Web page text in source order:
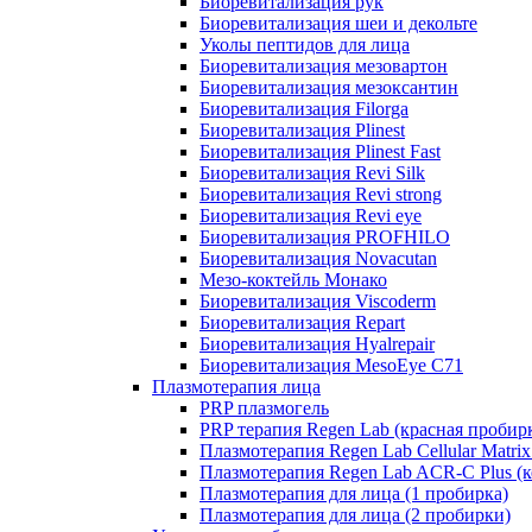
Биоревитализация шеи и декольте
Уколы пептидов для лица
Биоревитализация мезовартон
Биоревитализация мезоксантин
Биоревитализация Filorga
Биоревитализация Plinest
Биоревитализация Plinest Fast
Биоревитализация Revi Silk
Биоревитализация Revi strong
Биоревитализация Revi eye
Биоревитализация PROFHILO
Биоревитализация Novacutan
Мезо-коктейль Монако
Биоревитализация Viscoderm
Биоревитализация Repart
Биоревитализация Hyalrepair
Биоревитализация MesoEye C71
Плазмотерапия лица
PRP плазмогель
PRP терапия Regen Lab (красная
Плазмотерапия Regen Lab Cellular
Плазмотерапия Regen Lab ACR-C Plus
Плазмотерапия для лица (1 пробирка)
Плазмотерапия для лица (2 пробирки)